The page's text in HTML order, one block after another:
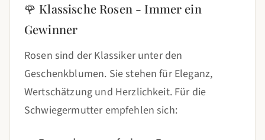
🌹 Klassische Rosen - Immer ein
Gewinner
Rosen sind der Klassiker unter den
Geschenkblumen. Sie stehen für Eleganz,
Wertschätzung und Herzlichkeit. Für die
Schwiegermutter empfehlen sich: